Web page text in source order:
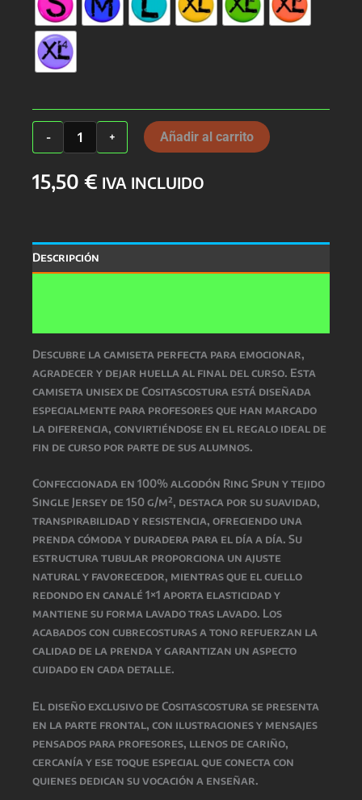
-
Camiseta
cantidad
+ Añadir al carrito
15,50 € IVA INCLUIDO
Descripción
Descubre la camiseta perfecta para emocionar,
agradecer y dejar huella al final del curso. Esta
camiseta unisex de Cositascostura está diseñada
especialmente para profesores que han marcado
la diferencia, convirtiéndose en el regalo ideal de
fin de curso por parte de sus alumnos.
Confeccionada en 100% algodón Ring Spun y tejido
Single Jersey de 150 g/m², destaca por su suavidad,
transpirabilidad y resistencia, ofreciendo una
prenda cómoda y duradera para el día a día. Su
estructura tubular proporciona un ajuste
natural y favorecedor, mientras que el cuello
redondo en canalé 1×1 aporta elasticidad y
mantiene su forma lavado tras lavado. Los
acabados con cubrecosturas a tono refuerzan la
calidad de la prenda y garantizan un aspecto
cuidado en cada detalle.
El diseño exclusivo de Cositascostura se presenta
en la parte frontal, con ilustraciones y mensajes
pensados para profesores, llenos de cariño,
cercanía y ese toque especial que conecta con
quienes dedican su vocación a enseñar.